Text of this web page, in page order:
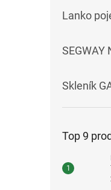
Lanko
Hodnocení
Hodnocení
Skleník
Hodnocení
Top 9